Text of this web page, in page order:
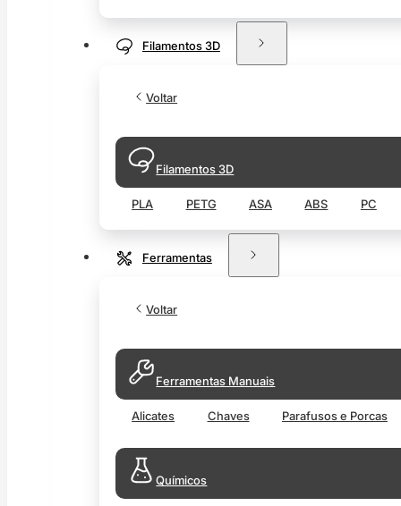
Filamentos 3D
Voltar
Filamentos 3D
PLA PETG ASA ABS PC
Ferramentas
Voltar
Ferramentas Manuais
Alicates Chaves Parafusos e Porcas
Químicos